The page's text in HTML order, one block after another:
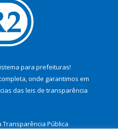
para prefeituras!
onde garantimos em
das leis de transparência
Transparência Pública